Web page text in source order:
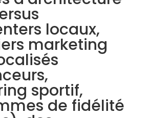
locaux,
marketing
sportif,
de fidélité